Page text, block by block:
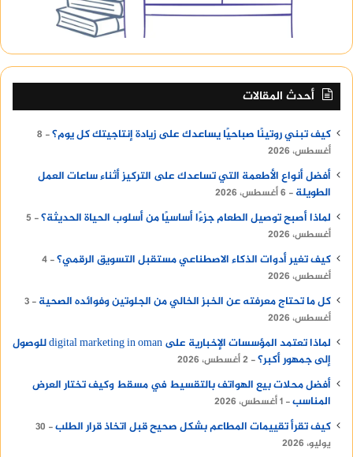
أحدث المقالات
كيف تبني روتينًا صباحيًا يساعدك على زيادة إنتاجيتك كل يوم؟
8
أغسطس، 2026
أفضل أنواع الأطعمة التي تساعدك على التركيز أثناء ساعات العمل
الطويلة
6 أغسطس، 2026
لماذا أصبح توصيل الطعام جزءًا أساسيًا من أسلوب الحياة الحديثة؟
5
أغسطس، 2026
كيف تغير أدوات الذكاء الاصطناعي مستقبل التسويق الرقمي؟ 4
أغسطس، 2026
كل ما تحتاج معرفته عن الخبز الخالي من الجلوتين وفوائده الصحية
3
أغسطس، 2026
لماذا تعتمد المؤسسات الإخبارية على digital marketing in oman للوصول
إلى جمهور أكبر؟ 2 أغسطس، 2026
أفضل محلات بيع الهواتف بالتقسيط في مسقط وكيف تختار العرض
المناسب 1 أغسطس، 2026
كيف تقرأ تقييمات المطاعم بشكل صحيح قبل اتخاذ قرار الطلب
30
يوليو، 2026